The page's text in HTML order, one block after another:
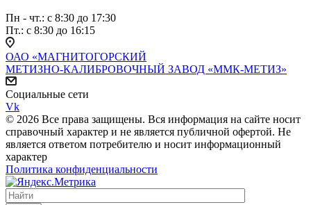
Пн - чт.: с 8:30 до 17:30
Пт.: с 8:30 до 16:15
ОАО «МАГНИТОГОРСКИЙ
МЕТИЗНО-КАЛИБРОВОЧНЫЙ ЗАВОД «ММК-МЕТИЗ»
Социальные сети
Vk
© 2026 Все права защищены. Вся информация на сайте носит
справочный характер и не является публичной офертой. Не
является ответом потребителю и носит информационный
характер
Политика конфиденциальности